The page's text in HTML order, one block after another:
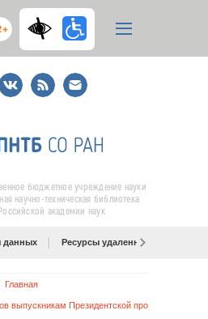
ВКонтакте
RSS
E-
mail
подписка
бюджетное учреждение науки
научно-техническая библиотека
академии наук
данных Ресурсы удаленного доступа
Главная